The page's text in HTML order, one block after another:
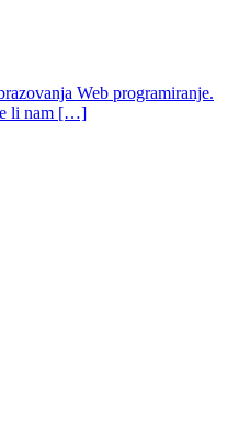
Web programiranje.
li nam […]